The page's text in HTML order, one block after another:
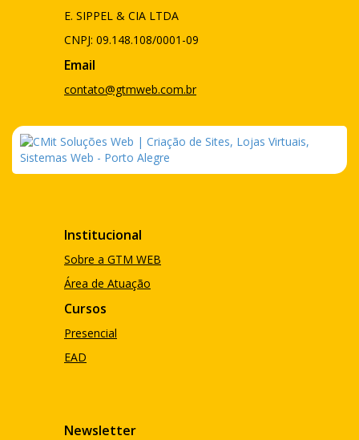
E. SIPPEL & CIA LTDA
CNPJ: 09.148.108/0001-09
Email
contato@gtmweb.com.br
Institucional
Sobre a GTM WEB
Área de Atuação
Cursos
Presencial
EAD
Newsletter